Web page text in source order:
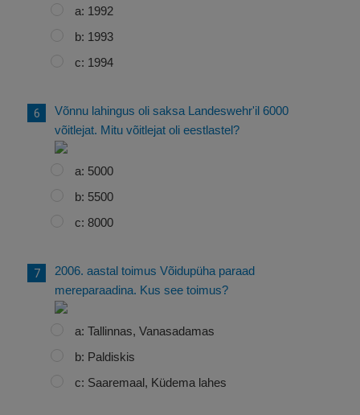
a: 1992
b: 1993
c: 1994
Võnnu lahingus oli saksa Landeswehr'il 6000
võitlejat. Mitu võitlejat oli eestlastel?
a: 5000
b: 5500
c: 8000
2006. aastal toimus Võidupüha paraad
mereparaadina. Kus see toimus?
a: Tallinnas, Vanasadamas
b: Paldiskis
c: Saaremaal, Küdema lahes